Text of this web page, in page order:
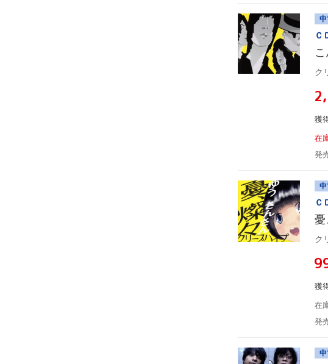
Ｃ
ク
獲
在
発
Ｃ
憂
ク
獲
在
発